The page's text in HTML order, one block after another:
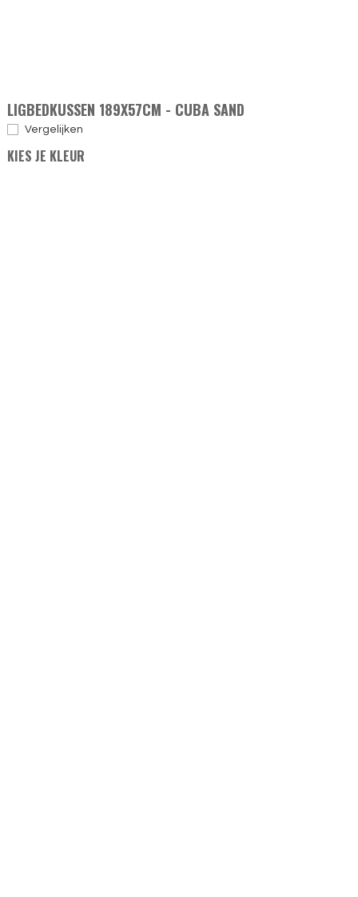
LIGBEDKUSSEN 189X57CM - CUBA SAND
Vergelijken
KIES JE KLEUR